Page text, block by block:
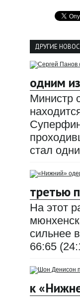
ДРУГИЕ
одним
Министр
стал
третью
На этот
сильнее
66:65
к